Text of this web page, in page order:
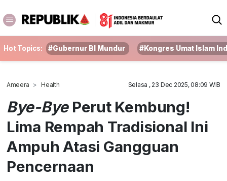
Hot Topics: #Gubernur BI Mundur #Kongres Umat Islam
Ameera Health Selasa , 23 Dec 2025, 08:09 WIB
Bye-Bye Perut Kembung!
Lima Rempah Tradisional Ini
Ampuh Atasi Gangguan
Pencernaan